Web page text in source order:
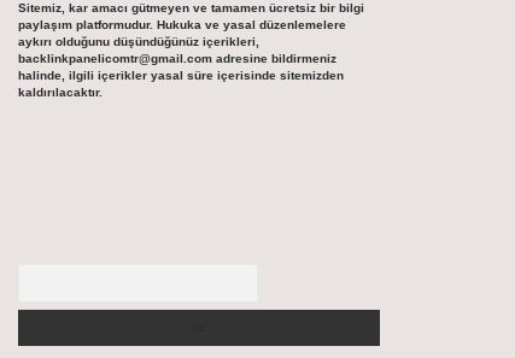
Sitemiz, kar amacı gütmeyen ve tamamen ücretsiz bir bilgi
paylaşım platformudur. Hukuka ve yasal düzenlemelere
aykırı olduğunu düşündüğünüz içerikleri,
backlinkpanelicomtr@gmail.comadresine bildirmeniz
halinde, ilgili içerikler yasal süre içerisinde sitemizden
kaldırılacaktır.